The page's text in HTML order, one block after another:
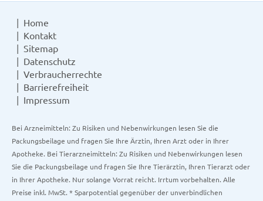
Home
Kontakt
Sitemap
Datenschutz
Verbraucherrechte
Barrierefreiheit
Impressum
Bei Arzneimitteln: Zu Risiken und Nebenwirkungen lesen Sie die
Packungsbeilage und fragen Sie Ihre Ärztin, Ihren Arzt oder in Ihrer
Apotheke. Bei Tierarzneimitteln: Zu Risiken und Nebenwirkungen lesen
Sie die Packungsbeilage und fragen Sie Ihre Tierärztin, Ihren Tierarzt oder
in Ihrer Apotheke. Nur solange Vorrat reicht. Irrtum vorbehalten. Alle
Preise inkl. MwSt. * Sparpotential gegenüber der unverbindlichen